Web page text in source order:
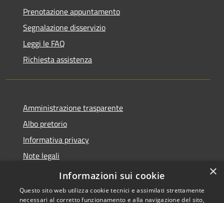
Prenotazione appuntamento
Segnalazione disservizio
Leggi le FAQ
Richiesta assistenza
Amministrazione trasparente
Albo pretorio
Informativa privacy
Note legali
Dichiarazione di accessibilità
×
Informazioni sui cookie
Questo sito web utilizza cookie tecnici e assimilati strettamente
necessari al corretto funzionamento e alla navigazione del sito,